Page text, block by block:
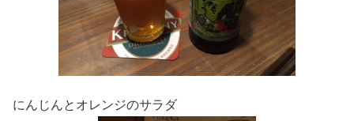
にんじんとオレンジのサラダ